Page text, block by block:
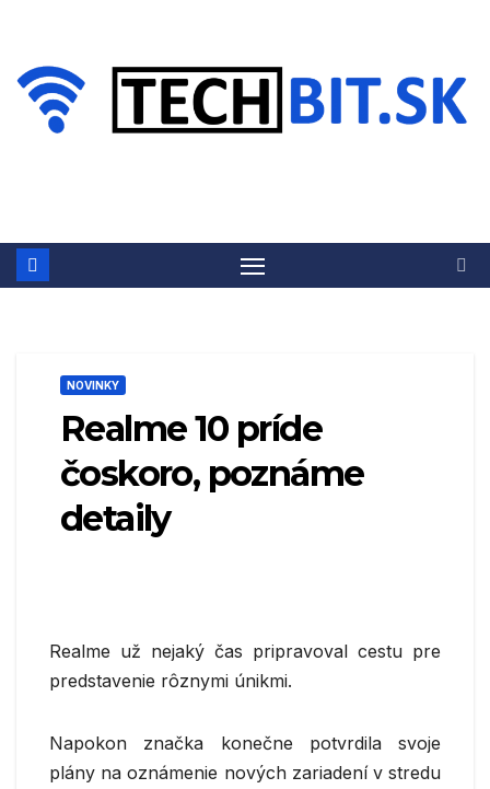
obsah
NOVINKY
Realme 10 príde
čoskoro, poznáme
detaily
Realme už nejaký čas pripravoval cestu pre
predstavenie rôznymi únikmi.
Napokon značka konečne potvrdila svoje
plány na oznámenie nových zariadení v stredu